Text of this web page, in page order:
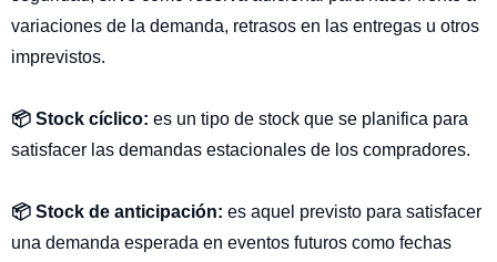
variaciones de la demanda, retrasos en las entregas u otros
imprevistos.
📦 Stock cíclico: es un tipo de stock que se planifica para
satisfacer las demandas estacionales de los compradores.
📦 Stock de anticipación: es aquel previsto para satisfacer
una demanda esperada en eventos futuros como fechas